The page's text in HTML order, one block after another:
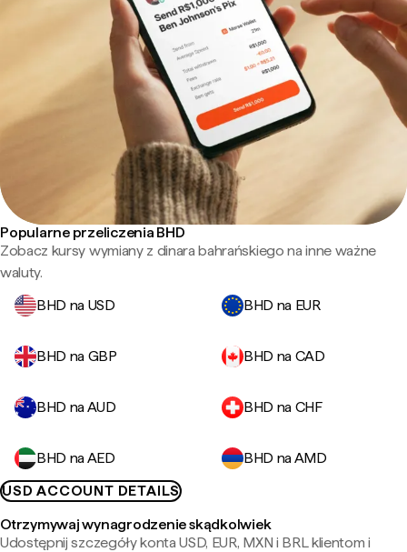
Popularne przeliczenia BHD
Zobacz kursy wymiany z dinara bahrańskiego na inne ważne
waluty.
BHD na USD
BHD na EUR
BHD na GBP BHD na CAD
BHD na AUD BHD na CHF
BHD na AED
BHD na AMD
USD ACCOUNT DETAILS
Otrzymywaj wynagrodzenie skądkolwiek
Udostępnij szczegóły konta USD, EUR, MXN i BRL klientom i